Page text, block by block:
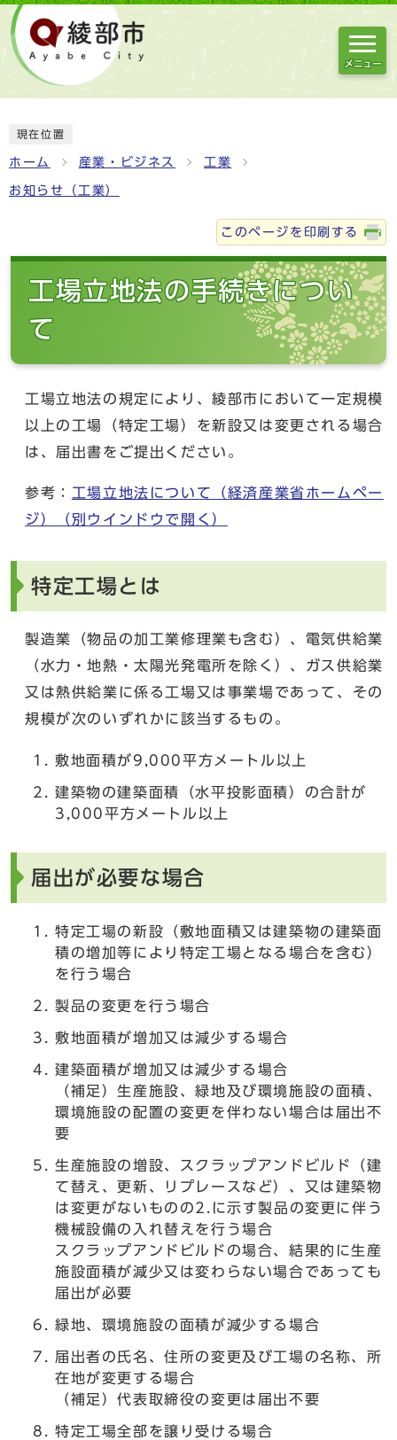
メニュー
現在位置
ホーム 産業・ビジネス 工業
お知らせ（工業）
このページを印刷する
工場立地法の手続きについ
て
工場立地法の規定により、綾部市において一定規模
以上の工場（特定工場）を新設又は変更される場合
は、届出書をご提出ください。
参考： 工場立地法について（経済産業省ホームペー
ジ）
（別ウインドウで開く）
特定工場とは
製造業（物品の加工業修理業も含む）、電気供給業
（水力・地熱・太陽光発電所を除く）、ガス供給業
又は熱供給業に係る工場又は事業場であって、その
規模が次のいずれかに該当するもの。
敷地面積が9,000平方メートル以上
建築物の建築面積（水平投影面積）の合計が
3,000平方メートル以上
届出が必要な場合
特定工場の新設（敷地面積又は建築物の建築面
積の増加等により特定工場となる場合を含む）
を行う場合
製品の変更を行う場合
敷地面積が増加又は減少する場合
建築面積が増加又は減少する場合
（補足）生産施設、緑地及び環境施設の面積、
環境施設の配置の変更を伴わない場合は届出不
要
生産施設の増設、スクラップアンドビルド（建
て替え、更新、リプレースなど）、又は建築物
は変更がないものの2.に示す製品の変更に伴う
機械設備の入れ替えを行う場合
スクラップアンドビルドの場合、結果的に生産
施設面積が減少又は変わらない場合であっても
届出が必要
緑地、環境施設の面積が減少する場合
届出者の氏名、住所の変更及び工場の名称、所
在地が変更する場合
（補足）代表取締役の変更は届出不要
特定工場全部を譲り受ける場合